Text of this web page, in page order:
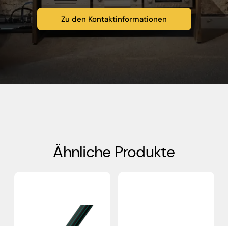
Zu den Kontaktinformationen
Ähnliche Produkte